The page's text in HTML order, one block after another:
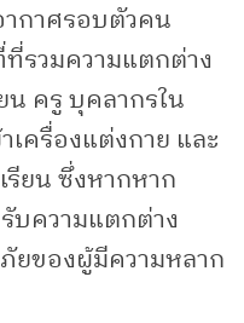
กาศรอบตัวคน
รวมความแตกต่าง
น ครู บุคลากรใน
เครื่องแต่งกาย และ
ยน ซึ่งหากหาก
บความแตกต่าง
ของผู้มีความหลาก